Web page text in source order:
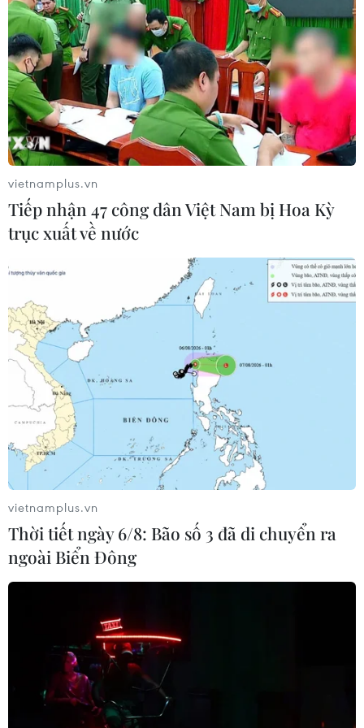
#năng lượng
#thiết bị hút bụi
#bộ lọc khử mùi
#công nghệ
Hàn Quốc
Theo dõi VietnamPlus
TIN LIÊN QUAN
vietnamplus.vn
Tiếp nhận 47 công dân Việt Nam bị Hoa Kỳ
trục xuất về nước
vietnamplus.vn
Thời tiết ngày 6/8: Bão số 3 đã di chuyển ra
ngoài Biển Đông